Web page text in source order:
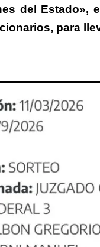
del Estado»,
para